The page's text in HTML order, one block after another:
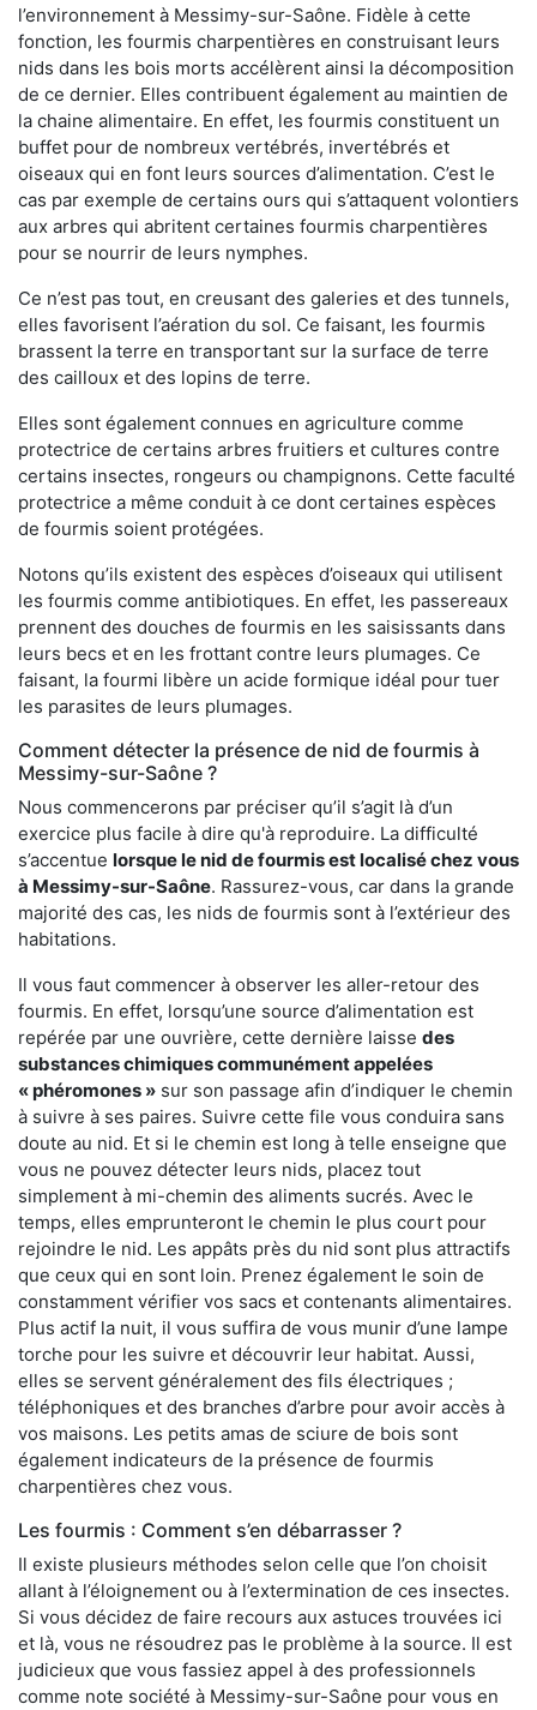
l’environnement à Messimy-sur-Saône. Fidèle à cette
fonction, les fourmis charpentières en construisant leurs
nids dans les bois morts accélèrent ainsi la décomposition
de ce dernier. Elles contribuent également au maintien de
la chaine alimentaire. En effet, les fourmis constituent un
buffet pour de nombreux vertébrés, invertébrés et
oiseaux qui en font leurs sources d’alimentation. C’est le
cas par exemple de certains ours qui s’attaquent volontiers
aux arbres qui abritent certaines fourmis charpentières
pour se nourrir de leurs nymphes.
Ce n’est pas tout, en creusant des galeries et des tunnels,
elles favorisent l’aération du sol. Ce faisant, les fourmis
brassent la terre en transportant sur la surface de terre
des cailloux et des lopins de terre.
Elles sont également connues en agriculture comme
protectrice de certains arbres fruitiers et cultures contre
certains insectes, rongeurs ou champignons. Cette faculté
protectrice a même conduit à ce dont certaines espèces
de fourmis soient protégées.
Notons qu’ils existent des espèces d’oiseaux qui utilisent
les fourmis comme antibiotiques. En effet, les passereaux
prennent des douches de fourmis en les saisissants dans
leurs becs et en les frottant contre leurs plumages. Ce
faisant, la fourmi libère un acide formique idéal pour tuer
les parasites de leurs plumages.
Comment détecter la présence de nid de fourmis à
Messimy-sur-Saône ?
Nous commencerons par préciser qu’il s’agit là d’un
exercice plus facile à dire qu'à reproduire. La difficulté
s’accentue lorsque le nid de fourmis est localisé chez vous
à Messimy-sur-Saône. Rassurez-vous, car dans la grande
majorité des cas, les nids de fourmis sont à l’extérieur des
habitations.
Il vous faut commencer à observer les aller-retour des
fourmis. En effet, lorsqu’une source d’alimentation est
repérée par une ouvrière, cette dernière laisse des
substances chimiques communément appelées
« phéromones » sur son passage afin d’indiquer le chemin
à suivre à ses paires. Suivre cette file vous conduira sans
doute au nid. Et si le chemin est long à telle enseigne que
vous ne pouvez détecter leurs nids, placez tout
simplement à mi-chemin des aliments sucrés. Avec le
temps, elles emprunteront le chemin le plus court pour
rejoindre le nid. Les appâts près du nid sont plus attractifs
que ceux qui en sont loin. Prenez également le soin de
constamment vérifier vos sacs et contenants alimentaires.
Plus actif la nuit, il vous suffira de vous munir d’une lampe
torche pour les suivre et découvrir leur habitat. Aussi,
elles se servent généralement des fils électriques ;
téléphoniques et des branches d’arbre pour avoir accès à
vos maisons. Les petits amas de sciure de bois sont
également indicateurs de la présence de fourmis
charpentières chez vous.
Les fourmis : Comment s’en débarrasser ?
Il existe plusieurs méthodes selon celle que l’on choisit
allant à l’éloignement ou à l’extermination de ces insectes.
Si vous décidez de faire recours aux astuces trouvées ici
et là, vous ne résoudrez pas le problème à la source. Il est
judicieux que vous fassiez appel à des professionnels
comme note société à Messimy-sur-Saône pour vous en